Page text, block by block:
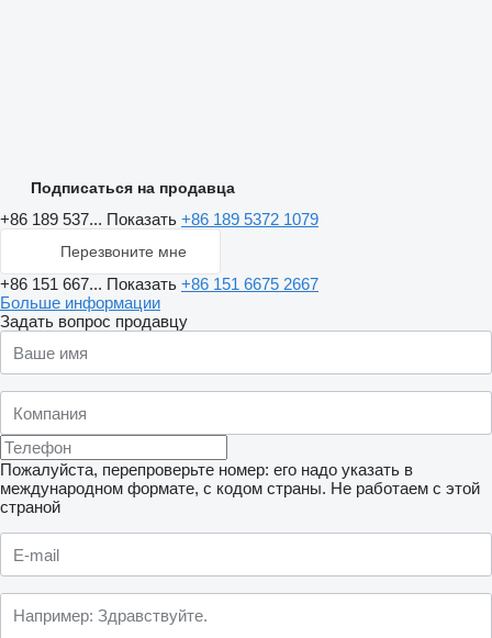
Подписаться на продавца
+86 189 537... Показать +86 189 5372 1079
Перезвоните мне
+86 151 667... Показать +86 151 6675 2667
Больше информации
Задать вопрос продавцу
Пожалуйста, перепроверьте номер: его надо указать в
международном формате, с кодом страны. Не работаем с этой
страной